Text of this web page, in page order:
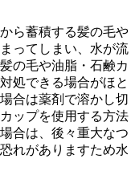
ら蓄積する髪の毛や
ってしまい、水が流
の毛や油脂・石鹸カ
処できる場合がほと
合は薬剤で溶かし切
ップを使用する方法
合は、後々重大なつ
れがありますため水